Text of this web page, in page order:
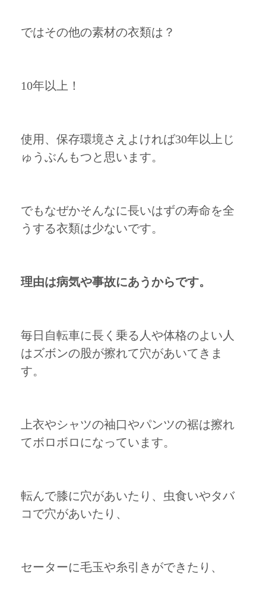
ではその他の素材の衣類は？
10年以上！
使用、保存環境さえよければ30年以上じ
ゅうぶんもつと思います。
でもなぜかそんなに長いはずの寿命を全
うする衣類は少ないです。
理由は病気や事故にあうからです。
毎日自転車に長く乗る人や体格のよい人
はズボンの股が擦れて穴があいてきま
す。
上衣やシャツの袖口やパンツの裾は擦れ
てボロボロになっています。
転んで膝に穴があいたり、虫食いやタバ
コで穴があいたり、
セーターに毛玉や糸引きができたり、